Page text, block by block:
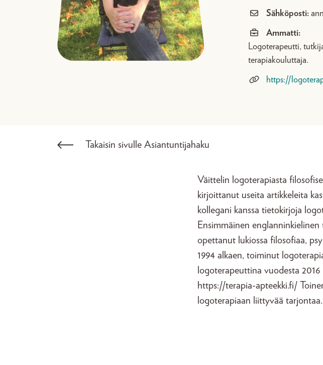
Sähköposti:
Ammatti:
Logoterapeutti,
terapiakouluttaja.
https://
Takaisin sivulle Asiantuntijahaku
Väittelin logoterapiasta
kirjoittanut useita artikkeleita
kollegani kanssa tietokirjoja
Ensimmäinen
opettanut lukiossa filosofiaa,
1994 alkaen, toiminut
logoterapeuttina vuodesta 2016
https://terapia-apteekki.fi/
logoterapiaan liittyvää tarjontaa.